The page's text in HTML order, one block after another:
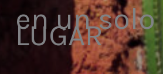
en un solo
LUGAR